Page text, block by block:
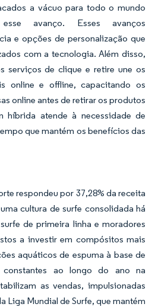
a vácuo para todo o mundo
avanço. Esses avanços
e opções de personalização que
com a tecnologia. Além disso,
serviços de clique e retire une os
online e offline, capacitando os
online antes de retirar os produtos
híbrida atende à necessidade de
que mantém os benefícios das
respondeu por 37,28% da receita
cultura de surfe consolidada há
de primeira linha e moradores
a investir em compósitos mais
aquáticos de espuma à base de
constantes ao longo do ano na
as vendas, impulsionadas
Liga Mundial de Surfe, que mantém